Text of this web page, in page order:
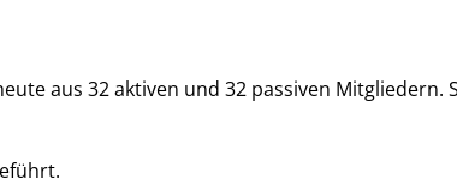
aus 32 aktiven und 32 passiven